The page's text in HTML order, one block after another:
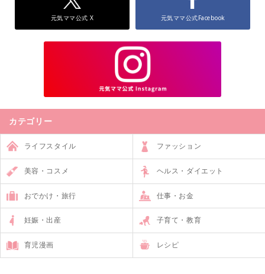
元気ママ公式 X 元気ママ公式Facebook
カテゴリー
ライフスタイル ファッション
美容・コスメ ヘルス・ダイエット
おでかけ・旅行 仕事・お金
妊娠・出産 子育て・教育
育児漫画 レシピ